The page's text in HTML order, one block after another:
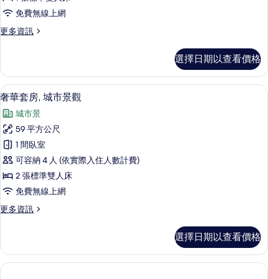
城
景
的
所
有
相
片
免費無線上網
更多資訊
更
套
房,
城
景
觀
的
詳
情
選擇日期以查看價格
顯
示
奢
華
套
房,
城
景
的
所
22
奢華套房, 城市景觀
城市景
59 平方公尺
1 間臥室
可容納 4 人 (依實際入住人數計費)
2 張標準雙人床
免費無線上網
更多資訊
更
套
房,
城
選擇日期以查看價格